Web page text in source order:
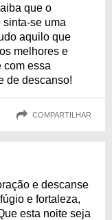
que o
se uma
aquilo que
melhores e
com essa
de descanso!
COMPARTILHAR
e descanse
e fortaleza,
esta noite seja